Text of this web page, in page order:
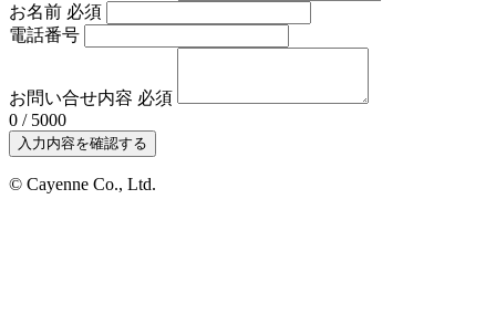
お名前 必須
電話番号
お問い合せ内容 必須
0 / 5000
入力内容を確認する
© Cayenne Co., Ltd.